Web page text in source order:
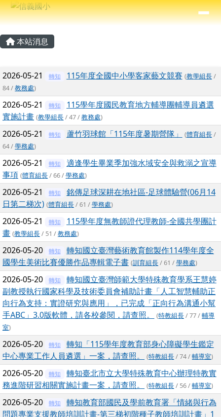
跳至主內容區
信義國小
⏸
導覽列
主內容區域
本站消息
文章列表
2026-05-21 轉知 115年度全國中小學客家藝文競賽 (教學組長/
84 /教務處)
2026-05-21 轉知
115學年度國民教育地方輔導團輔導員遴選
實施計畫 (教學組長/ 47 /教務處)
2026-05-21 轉知 蘆竹羽球館「115年度暑期營隊」 (體育組長/
64 /學務處)
2026-05-21 轉知
適逢學生畢業季加強水域安全與救溺之宣導
事項 (體育組長/ 66 /學務處)
2026-05-21 轉知
銘傳足球深耕在地社區-足球體驗營(06月14
日第二梯次) (體育組長/ 61 /學務處)
2026-05-21 轉知
115學年度無教師證代理教師-全國共學團計
畫 (教學組長/ 51 /教務處)
2026-05-20 轉知
轉知國立臺灣藝術教育館製作114學年度全
國學生美術比賽優勝作品專輯電子書 (訓育組長/ 61 /學務處)
2026-05-20 轉知
轉知國立臺灣師範大學特殊教育學系王慧婷
副教授執行國家科學及技術委員會補助計畫「人工智慧輔助正
向行為支持：實證研究與應用」，已完成「正向行為溝通小幫
手ABC」3.0版軟體，請各校參閱，請查照。
(特教組長/ 77 /輔導
室)
2026-05-20 轉知
轉知「115學年度教育部身心障礙學生鑑定
中心專業工作人員遴選」一案，請查照。
(特教組長/ 74 /輔導室)
2026-05-20 轉知
轉知臺北市立大學特殊教育中心辦理特教實
務進階研習相關實施計畫一案，請查照。
(特教組長/ 56 /輔導室)
2026-05-20 轉知
轉知教育部國民及學前教育署「情緒與行為
問題專業支援教師培訓計畫-第三梯初階種子教師培訓計畫」1
頁尾區域